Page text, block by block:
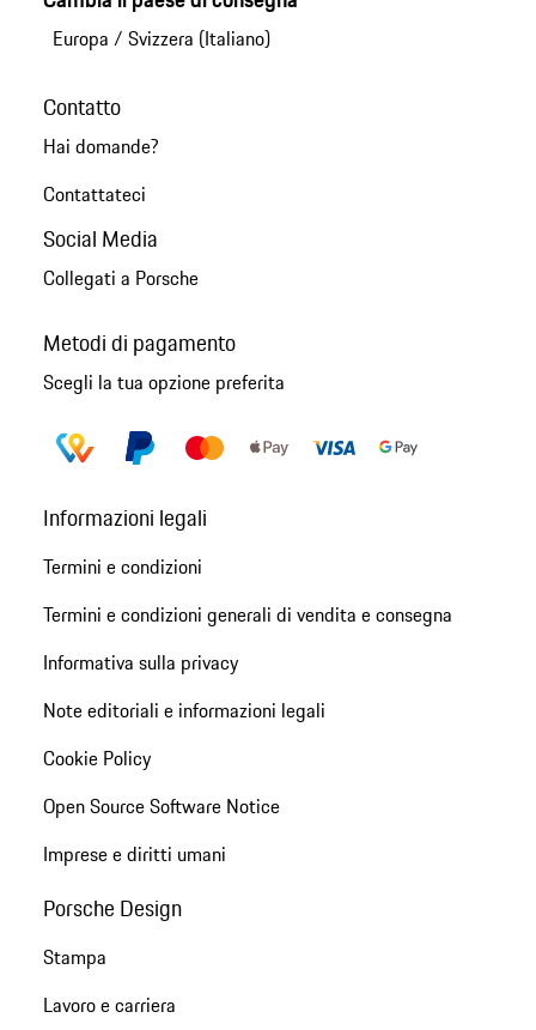
Europa / Svizzera (Italiano)
Contatto
Hai domande?
Contattateci
Social Media
Collegati a Porsche
Metodi di pagamento
Scegli la tua opzione preferita
Informazioni legali
Termini e condizioni
Termini e condizioni generali di vendita e consegna
Informativa sulla privacy
Note editoriali e informazioni legali
Cookie Policy
Open Source Software Notice
Imprese e diritti umani
Porsche Design
Stampa
Lavoro e carriera